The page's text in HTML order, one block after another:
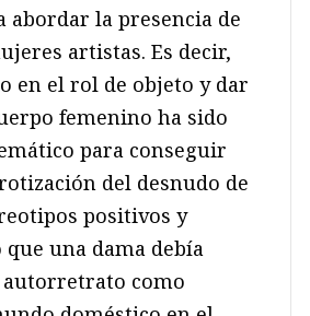
la presencia de
artistas. Es decir,
en el rol de objeto y dar
femenino ha sido
para conseguir
del desnudo de
positivos y
una dama debía
autorretrato como